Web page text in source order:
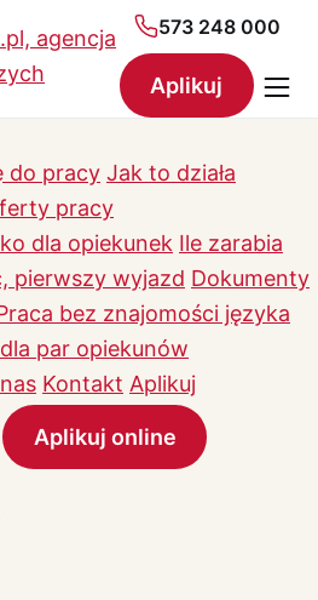
573 248 000
Aplikuj
do pracy Jak to działa
pracy
dla opiekunek Ile zarabia
pierwszy wyjazd Dokumenty
bez znajomości języka
par opiekunów
Kontakt Aplikuj
Aplikuj online